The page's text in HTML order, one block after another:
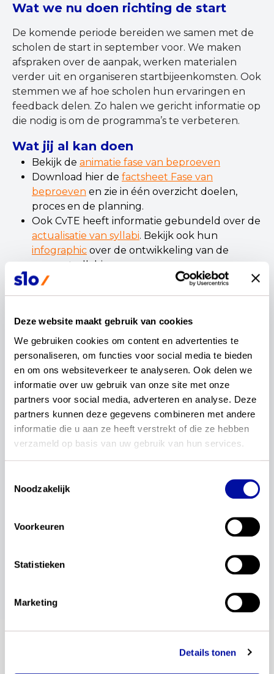
Deze website maakt gebruik van cookies
We gebruiken cookies om content en advertenties te
personaliseren, om functies voor social media te bieden
en om ons websiteverkeer te analyseren. Ook delen we
informatie over uw gebruik van onze site met onze
partners voor social media, adverteren en analyse. Deze
partners kunnen deze gegevens combineren met andere
informatie die u aan ze heeft verstrekt of die ze hebben
verzameld op basis van uw gebruik van hun services.
Noodzakelijk
Voorkeuren
Statistieken
Marketing
Details tonen
Wat we nu doen richting de start
De komende periode bereiden we samen met de
scholen de start in september voor. We maken
afspraken over de aanpak, werken materialen
verder uit en organiseren startbijeenkomsten. Ook
stemmen we af hoe scholen hun ervaringen en
feedback delen. Zo halen we gericht informatie op
die nodig is om de programma’s te verbeteren.
Wat jij al kan doen
Bekijk de animatie fase van beproeven
Download hier de factsheet Fase van
beproeven en zie in één overzicht doelen,
proces en de planning.
Ook CvTE heeft informatie gebundeld over de
actualisatie van syllabi. Bekijk ook hun
infographic over de ontwikkeling van de
conceptsyllabi.
Download de
conceptexamenprogramma’s
en
ga er alvast mee aan de slag met je eigen
schooljaar een nieuwe inhoud opnemen in je
onderwijsprogramma én Programma voor
Toetsing en Afsluiting (PTA).
Lees alle informatie rondom de afgelopen
subsidie-aanvraag voor beproeven nog eens
door. Alle informatie inclusief opbrengsten,
criteria en voorwaarden lees je na opFase van
beproeven in 2026.
Meld je dan aan voor onzenieuwsupdates